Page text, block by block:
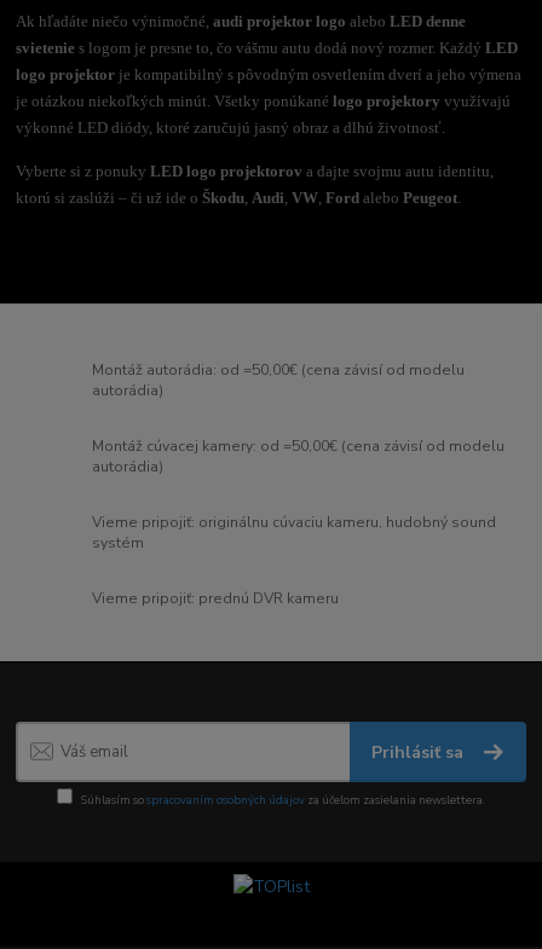
Ak hľadáte niečo výnimočné,audi projektor logo aleboLED denne
svietenie s logom je presne to, čo vášmu autu dodá nový rozmer. KaždýLED
logo projektor je kompatibilný s pôvodným osvetlením dverí a jeho výmena
je otázkou niekoľkých minút. Všetky ponúkanélogo projektory využívajú
výkonné LED diódy, ktoré zaručujú jasný obraz a dlhú životnosť.
Vyberte si z ponukyLED logo projektorov a dajte svojmu autu identitu,
ktorú si zaslúži – či už ide oŠkodu,Audi,VW,Ford aleboPeugeot.
Montáž autorádia: od =50,00€ (cena závisí od modelu
autorádia)
Montáž cúvacej kamery: od =50,00€ (cena závisí od modelu
autorádia)
Vieme pripojiť: originálnu cúvaciu kameru, hudobný sound
systém
Vieme pripojiť: prednú DVR kameru
Prihlásiť sa
Súhlasím sospracovaním osobných údajov za účelom zasielania newslettera.